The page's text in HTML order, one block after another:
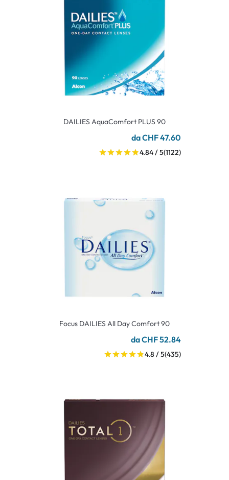
DAILIES AquaComfort PLUS 90
da CHF 47.60
4.84 / 5(1122)
Focus DAILIES All Day Comfort 90
da CHF 52.84
4.8 / 5(435)